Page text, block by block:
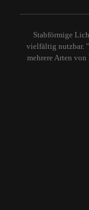
Stabförmige
vielfältig nutzbar.
mehrere Arten